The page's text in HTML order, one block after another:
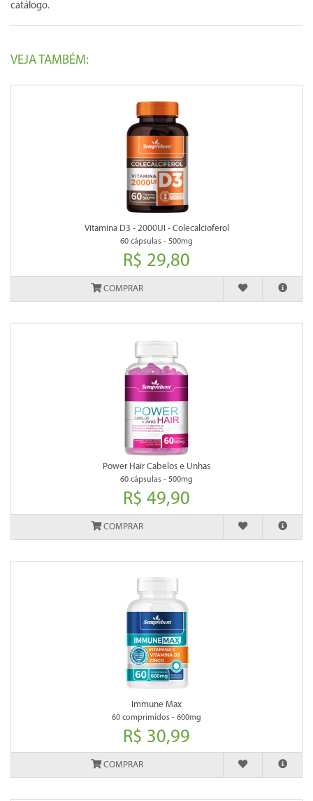
catálogo.
VEJA TAMBÉM:
Vitamina D3 - 2000UI - Colecalcioferol
60 cápsulas - 500mg
R$ 29,80
COMPRAR
Power Hair Cabelos e Unhas
60 cápsulas - 500mg
R$ 49,90
COMPRAR
Immune Max
60 comprimidos - 600mg
R$ 30,99
COMPRAR